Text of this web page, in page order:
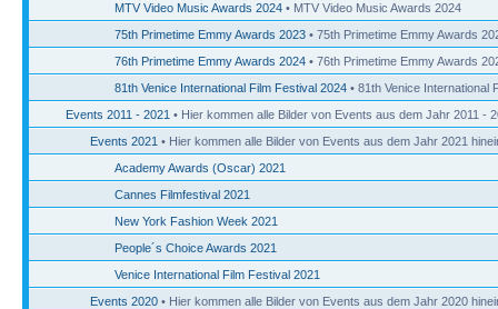
MTV Video Music Awards 2024 • MTV Video Music Awards 2024
75th Primetime Emmy Awards 2023 • 75th Primetime Emmy Awards
76th Primetime Emmy Awards 2024 • 76th Primetime Emmy Awards
81th Venice International Film Festival 2024 • 81th Venice International
Events 2011 - 2021 • Hier kommen alle Bilder von Events aus dem Jahr 2011 -
Events 2021 • Hier kommen alle Bilder von Events aus dem Jahr 2021
Academy Awards (Oscar) 2021
Cannes Filmfestival 2021
New York Fashion Week 2021
People´s Choice Awards 2021
Venice International Film Festival 2021
Events 2020 • Hier kommen alle Bilder von Events aus dem Jahr 2020